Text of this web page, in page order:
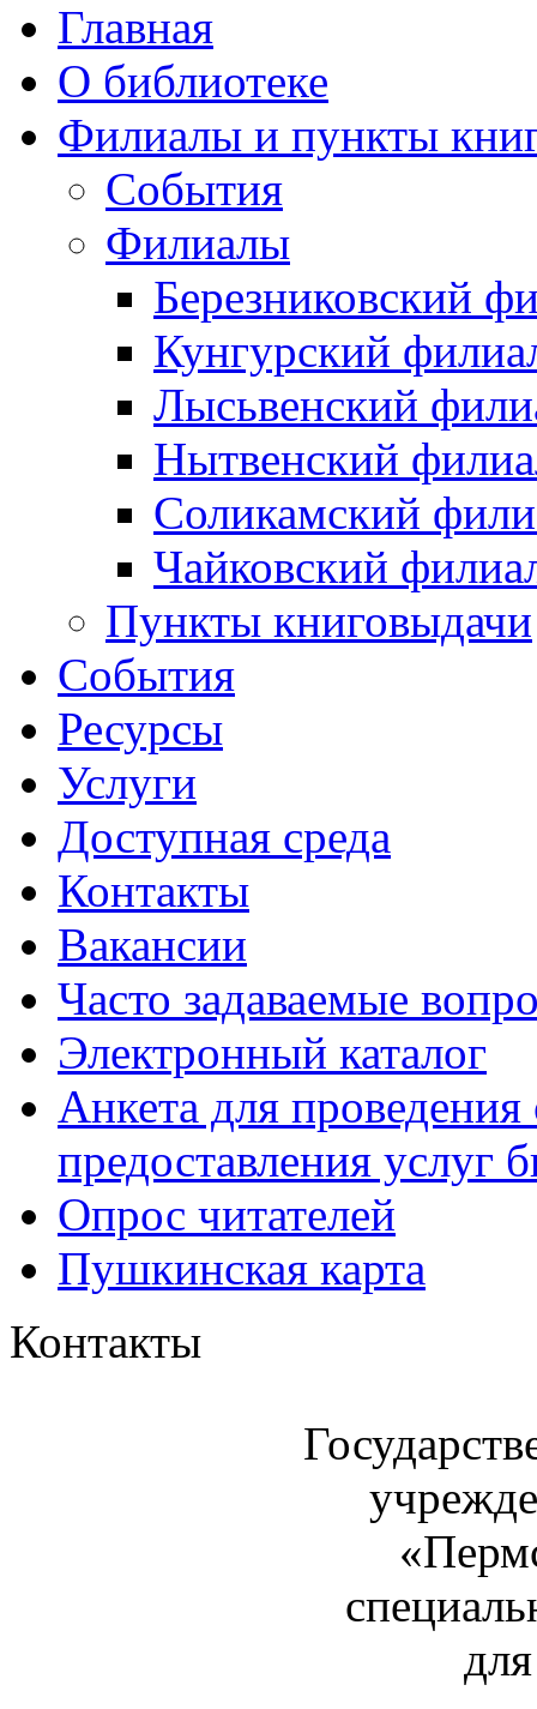
Главная
О библиотеке
Филиалы и пункты
События
Филиалы
Березниковский
Кунгурский
Лысьвенский
Нытвенский
Соликамский
Чайковский
Пункты книговыдачи
События
Ресурсы
Услуги
Доступная среда
Контакты
Вакансии
Часто задаваемые
Электронный каталог
Анкета для проведения
предоставления услуг
Опрос читателей
Пушкинская карта
Контакты